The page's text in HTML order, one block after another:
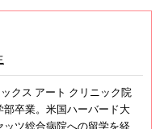
クス アート クリニック院
卒業。米国ハーバード大
ツ総合病院への留学を経